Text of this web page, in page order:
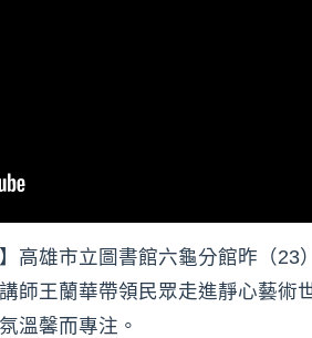
高雄市立圖書館六龜分館昨（
師王蘭華帶領民眾走進靜心藝
溫馨而專注。